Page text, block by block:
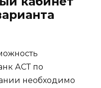
АСТ по
необходимо